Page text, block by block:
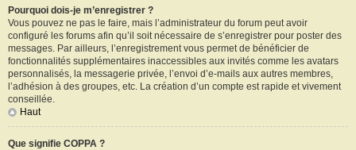
Pourquoi dois-je m’enregistrer ?
Vous pouvez ne pas le faire, mais l’administrateur du forum peut avoir
configuré les forums afin qu’il soit nécessaire de s’enregistrer pour poster des
messages. Par ailleurs, l’enregistrement vous permet de bénéficier de
fonctionnalités supplémentaires inaccessibles aux invités comme les avatars
personnalisés, la messagerie privée, l’envoi d’e-mails aux autres membres,
l’adhésion à des groupes, etc. La création d’un compte est rapide et vivement
conseillée.
Haut
Que signifie COPPA ?